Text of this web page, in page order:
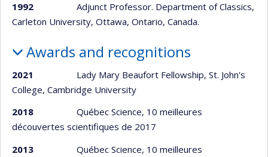
1992
Adjunct Professor. Department of Classics,
Carleton University, Ottawa, Ontario, Canada.
Awards and recognitions
2021 Lady Mary Beaufort Fellowship, St. John's
College, Cambridge University
2018 Québec Science, 10 meilleures
découvertes scientifiques de 2017
2013
Québec Science, 10 meilleures